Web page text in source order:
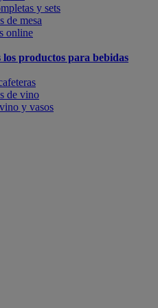
y sets
de mesa
online
los productos para bebidas
de vino
y vasos